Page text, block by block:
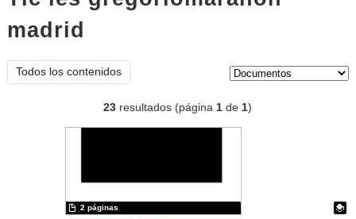
madrid
Todos los contenidos
23 resultados (página1 de1)
2 páginas